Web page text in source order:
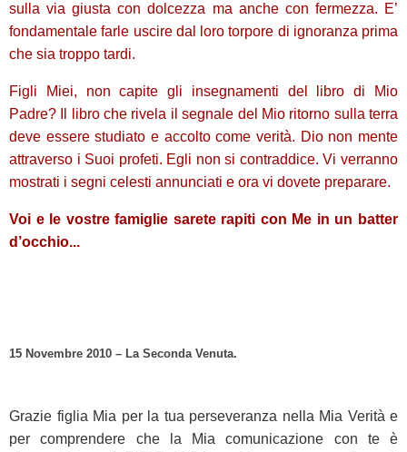
sulla via giusta con dolcezza ma anche con fermezza. E’
fondamentale farle uscire dal loro torpore di ignoranza prima
che sia troppo tardi.
Figli Miei, non capite gli insegnamenti del libro di Mio
Padre? Il libro che rivela il segnale del Mio ritorno sulla terra
deve essere studiato e accolto come verità. Dio non mente
attraverso i Suoi profeti. Egli non si contraddice. Vi verranno
mostrati i segni celesti annunciati e ora vi dovete preparare.
Voi e le vostre famiglie sarete rapiti con Me in un batter
d’occhio...
15 Novembre 2010 – La Seconda Venuta.
Grazie figlia Mia per la tua perseveranza nella Mia Verità e
per comprendere che la Mia comunicazione con te è